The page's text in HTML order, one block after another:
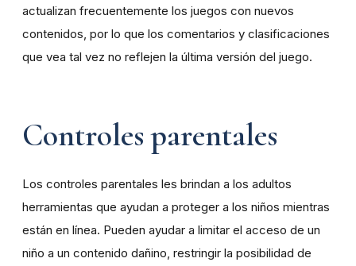
actualizan frecuentemente los juegos con nuevos
contenidos, por lo que los comentarios y clasificaciones
que vea tal vez no reflejen la última versión del juego.
Controles parentales
Los controles parentales les brindan a los adultos
herramientas que ayudan a proteger a los niños mientras
están en línea. Pueden ayudar a limitar el acceso de un
niño a un contenido dañino, restringir la posibilidad de